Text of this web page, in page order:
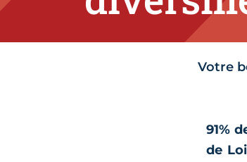
Votre
91%
de